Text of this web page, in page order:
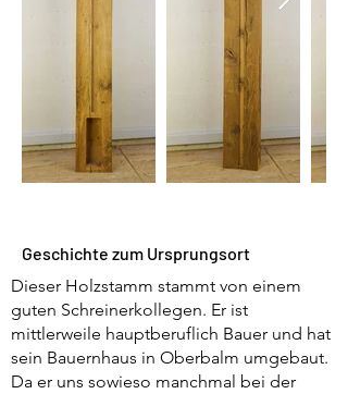
Geschichte zum Ursprungsort
Dieser Holzstamm stammt von einem
guten Schreinerkollegen. Er ist
mittlerweile hauptberuflich Bauer und hat
sein Bauernhaus in Oberbalm umgebaut.
Da er uns sowieso manchmal bei der